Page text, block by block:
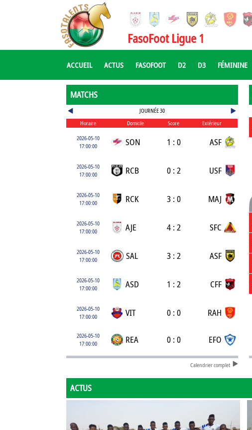
FasoFoot Ligue 1
ACCUEIL ACTUS FASOFOOT D2 D3 FÉMININE
MATCHS
JOURNÉE 30
Horaire
Domicile Score
Extérieur
2026-05-10
17:00:00
SON 1 : 0 ASF
2026-05-10
17:00:00
RCB 0 : 2 USF
2026-05-10
17:00:00
RCK 3 : 0 MAJ
2026-05-10
17:00:00
AJE 4 : 2 SFC
2026-05-10
17:00:00
SAL 3 : 2 ASF
2026-05-10
17:00:00
ASD 1 : 2 CFF
2026-05-10
17:00:00
VIT 0 : 0 RAH
2026-05-10
17:00:00
REA 0 : 0 EFO
Calendrier complet
ACTUS